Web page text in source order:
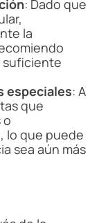
: Dado que
la
suficiente
especiales: A
que
o
lo que puede
sea aún más